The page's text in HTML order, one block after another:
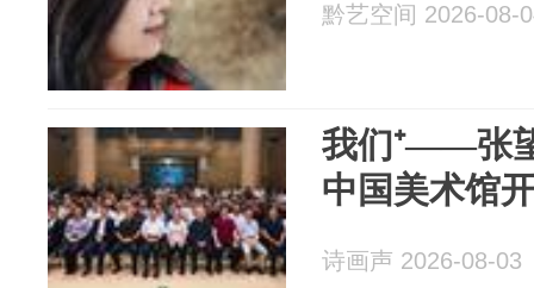
黔艺空间 2026-08-
我们⁺——张
中国美术馆
诗画声 2026-08-03